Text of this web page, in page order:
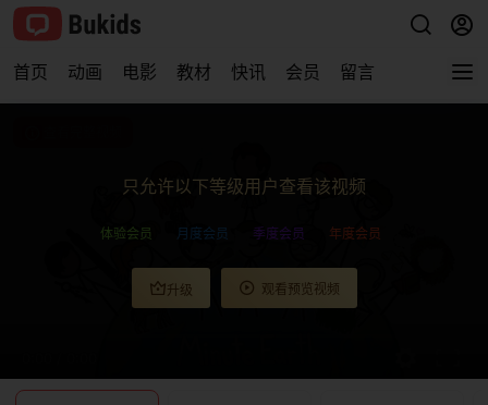
首页 动画 电影 教材 快讯 会员 留言
只允许以下等级用户查看该视频
体验会员 月度会员 季度会员 年度会员
升级 观看预览视频